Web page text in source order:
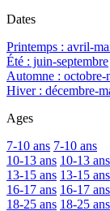
Dates
Printemps : avril-
Été : juin-septembre
Automne : octobre-
Hiver : décembre-
Ages
7-10 ans 7-10 ans
10-13 ans 10-13 ans
13-15 ans 13-15 ans
16-17 ans 16-17 ans
18-25 ans 18-25 ans